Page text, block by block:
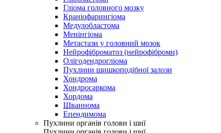
Гліома головного мозку
Краніофарингіома
Медулобластома
Менінгіома
Метастази у головний мозок
Нейрофіброматоз (нейрофіброми)
Олігодендрогліома
Пухлини шишкоподібної залози
Хондрома
Хондросаркома
Хордома
Шваннома
Епендимома
Пухлини органів голови і шиї